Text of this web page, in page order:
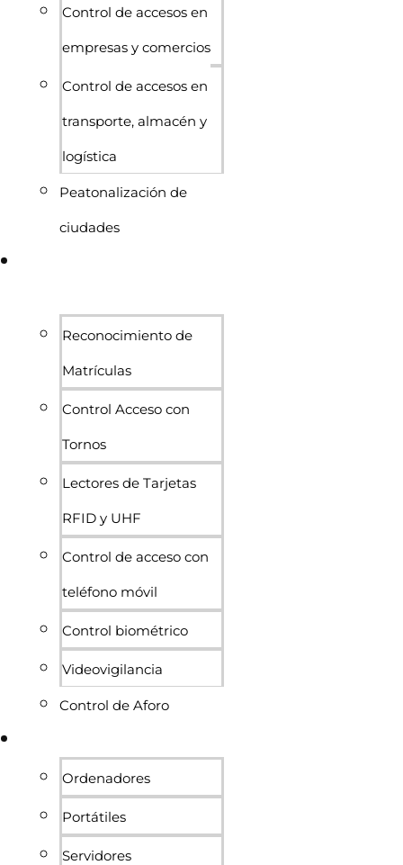
Control de accesos en
empresas y comercios
Control de accesos en
transporte, almacén y
logística
Peatonalización de
ciudades
Reconocimiento de
Matrículas
Control Acceso con
Tornos
Lectores de Tarjetas
RFID y UHF
Control de acceso con
teléfono móvil
Control biométrico
Videovigilancia
Control de Aforo
Ordenadores
Portátiles
Servidores